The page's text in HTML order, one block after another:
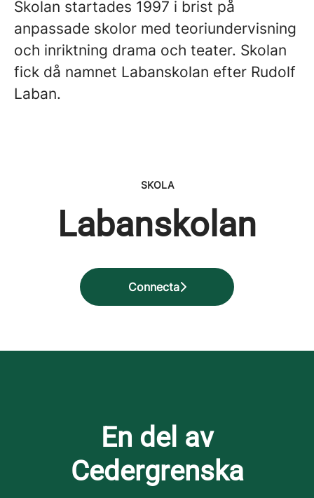
Skolan startades 1997 i brist på
anpassade skolor med teoriundervisning
och inriktning drama och teater. Skolan
fick då namnet Labanskolan efter Rudolf
Laban.
SKOLA
Labanskolan
Connecta
En del av
Cedergrenska